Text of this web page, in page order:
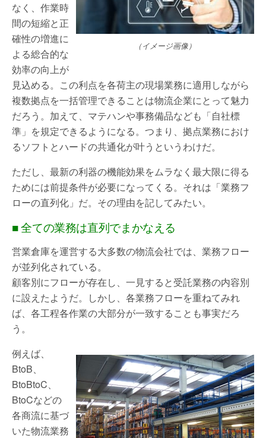
（イメージ画像）
なく、作業時
間の短縮と正
確性の増進に
よる総合的な
効率の向上が
見込める。この利点を各荷主の現場業務に適用しながら
複数拠点を一括管理できることは物流企業にとって魅力
だろう。加えて、マテハンや事務備品なども「自社標
準」を規定できるようになる。つまり、拠点業務におけ
るソフトとハードの共通化が叶うというわけだ。
ただし、最新の利器の機能効果をムラなく最大限に得る
ためには前提条件が必要になってくる。それは「業務フ
ローの直列化」だ。その理由を記してみたい。
■ 全ての業務は直列でまかなえる
営業倉庫を運営する大多数の物流会社では、業務フロー
が並列化されている。
顧客別にフローが存在し、一見すると受託業務の内容別
に設えたようだ。しかし、各業務フローを重ねてみれ
ば、各工程各作業の大部分が一致することも事実だろ
う。
例えば、
BtoB、
BtoBtoC、
BtoCなどの
各商流に基づ
いた物流業務